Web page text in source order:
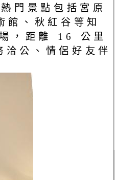
門景點包括宮原
館、秋紅谷等知
，距離 16 公里
公、情侶好友伴